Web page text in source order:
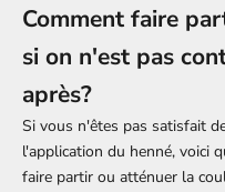
Comment faire
si on n'est pas
après?
Si vous n'êtes pas satisfait
l'application du henné, voici
faire partir ou atténuer la